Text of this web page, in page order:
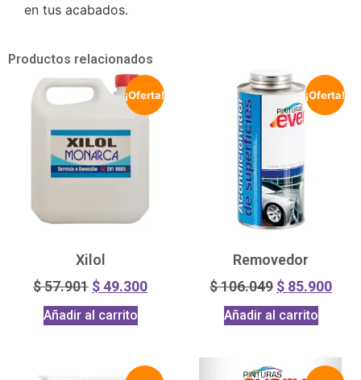
en tus acabados.
Productos relacionados
¡Oferta!
Xilol
$57.901 $49.300
Añadir al carrito
¡Oferta!
Removedor
$106.049 $ 85.900
Añadir al carrito